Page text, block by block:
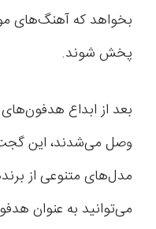
بخواهد که آهنگ‌های
پخش شوند.
بعد از ابداع
وصل می‌شدند، این
مدل‌های متنوعی از
می‌توانید به عنوان